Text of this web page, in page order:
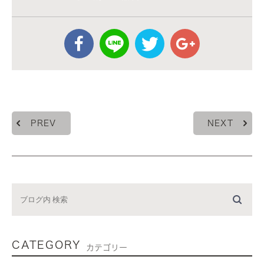
PREV NEXT
CATEGORY カテゴリー